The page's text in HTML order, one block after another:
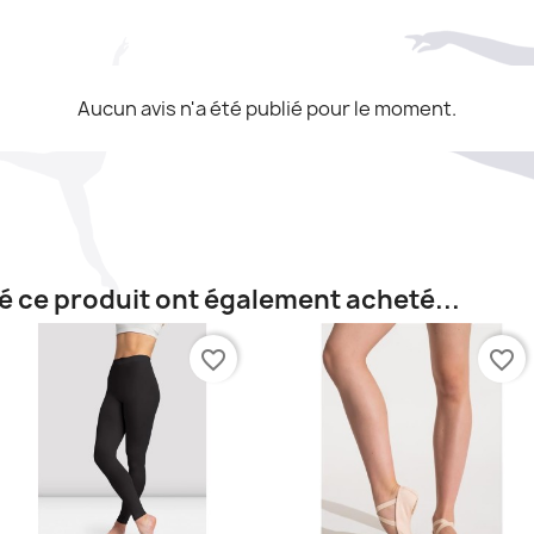
Aucun avis n'a été publié pour le moment.
ce produit ont également acheté...
favorite_border favorite_border